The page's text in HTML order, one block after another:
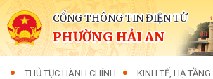
CỔNG THÔNG TIN ĐIỆN TỬ
PHƯỜNG HẢI AN
THỦ TỤC HÀNH CHÍNH KINH TẾ, HẠ